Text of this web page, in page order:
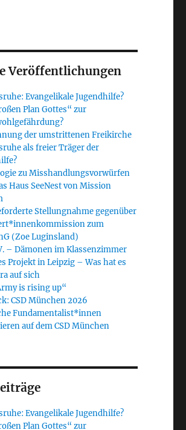
Veröffentlichungen
Evangelikale Jugendhilfe?
Plan Gottes“ zur
der umstrittenen Freikirche
als freier Träger der
zu Misshandlungsvorwürfen
Haus SeeNest von Mission
Stellungnahme gegenüber
zum
(Zoe Luginsland)
– Dämonen im Klassenzimmer
Projekt in Leipzig – Was hat es
auf sich
is rising up“
CSD München 2026
Fundamentalist*innen
auf dem CSD München
Evangelikale Jugendhilfe?
Plan Gottes“ zur